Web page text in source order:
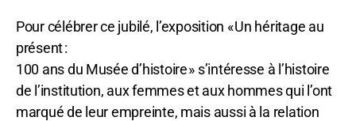
Pour célébrer ce jubilé, l’exposition « Un héritage au
présent :
100 ans du Musée d’histoire » s’intéresse à l’histoire
de l’institution, aux femmes et aux hommes qui l’ont
marqué de leur empreinte, mais aussi à la relation